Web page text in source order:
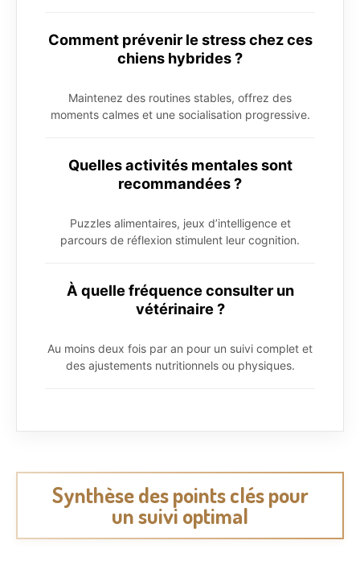
Comment prévenir le stress chez ces
chiens hybrides ?
Maintenez des routines stables, offrez des
moments calmes et une socialisation progressive.
Quelles activités mentales sont
recommandées ?
Puzzles alimentaires, jeux d’intelligence et
parcours de réflexion stimulent leur cognition.
À quelle fréquence consulter un
vétérinaire ?
Au moins deux fois par an pour un suivi complet et
des ajustements nutritionnels ou physiques.
Synthèse des points clés pour
un suivi optimal